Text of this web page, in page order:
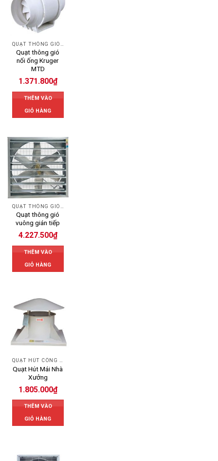
Quạt thông gió
nối ống Kruger
MTD
1.371.800₫
THÊM VÀO
GIỎ HÀNG
Quạt thông gió
vuông gián tiếp
4.227.500₫
THÊM VÀO
GIỎ HÀNG
Quạt Hút Mái Nhà
Xưởng
1.805.000₫
THÊM VÀO
GIỎ HÀNG